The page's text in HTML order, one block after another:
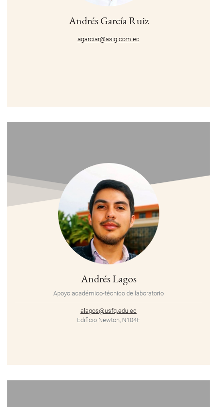
Andrés García Ruiz
agarciar@asig.com.ec
Andrés Lagos
Apoyo académico-técnico de laboratorio
alagos@usfq.edu.ec
Edificio Newton, N104F